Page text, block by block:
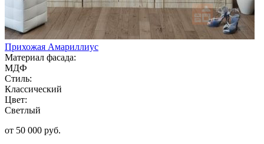
Прихожая Амариллиус
Материал фасада:
МДФ
Стиль:
Классический
Цвет:
Светлый
от 50 000 руб.